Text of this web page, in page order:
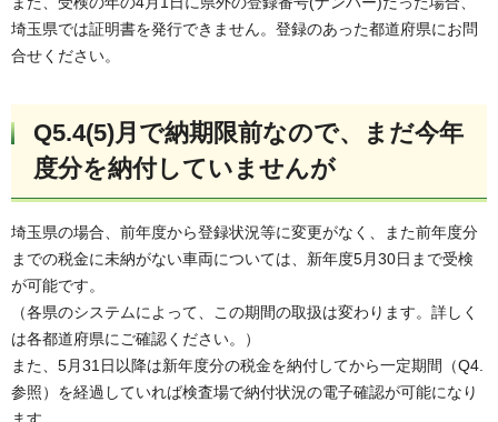
埼玉県では証明書を発行できません。登録のあった都道府県にお問
合せください。
Q5.4(5)月で納期限前なので、まだ今年
度分を納付していませんが
埼玉県の場合、前年度から登録状況等に変更がなく、また前年度分
までの税金に未納がない車両については、新年度5月30日まで受検
が可能です。
（各県のシステムによって、この期間の取扱は変わります。詳しく
は各都道府県にご確認ください。）
また、5月31日以降は新年度分の税金を納付してから一定期間（Q4.
参照）を経過していれば検査場で納付状況の電子確認が可能になり